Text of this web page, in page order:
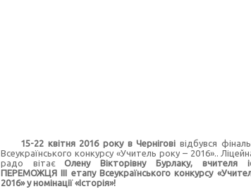
15-22 квітня 2016 року в Чернігові відбувся
Всеукраїнського конкурсу «Учитель року – 2016»..
радо вітаєОлену Вікторівну Бурлаку, вчителя
ПЕРЕМОЖЦЯ ІІІ етапу Всеукраїнського конкурсу
2016» у номінації «Історія»!